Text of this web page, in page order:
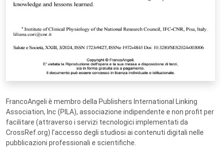
FrancoAngeli è membro della Publishers International Linking
Association, Inc (PILA), associazione indipendente e non profit per
facilitare (attraverso i servizi tecnologici implementati da
CrossRef.org) l’accesso degli studiosi ai contenuti digitali nelle
pubblicazioni professionali e scientifiche.